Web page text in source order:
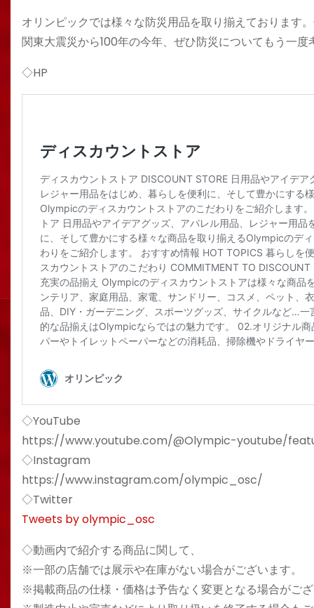
オリンピックでは様々な防災用品を取り揃えております
関東大震災から100年の今年、ぜひ防災についてもう一度
◇HP
◇YouTube
https://www.youtube.com/@Olympic-youtube/
◇Instagram
https://www.instagram.com/olympic_osc/
◇Twitter
Tweets by olympic_osc
◇動画内で紹介する商品に関して、
※一部の店舗では展示や在庫がない場合がございます。
※掲載商品の仕様・価格は予告なく変更となる場合がご